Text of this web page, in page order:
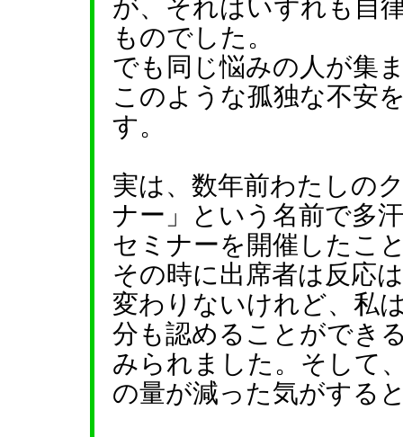
が、それはいずれも自
ものでした。
でも同じ悩みの人が集
このような孤独な不安
す。
実は、数年前わたしの
ナー」という名前で多
セミナーを開催したこ
その時に出席者は反応
変わりないけれど、私
分も認めることができ
みられました。そして
の量が減った気がする